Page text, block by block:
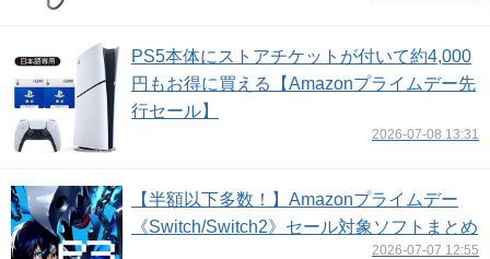
PS5本体にストアチケットが付いて約4,000
円もお得に買える【Amazonプライムデー先
行セール】
2026-07-08 13:31
【半額以下多数！】Amazonプライムデー
《Switch/Switch2》セール対象ソフトまとめ
2026-07-07 12:55